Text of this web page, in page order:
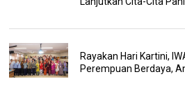
Rayakan Hari Kartini,
Perempuan Berdaya,